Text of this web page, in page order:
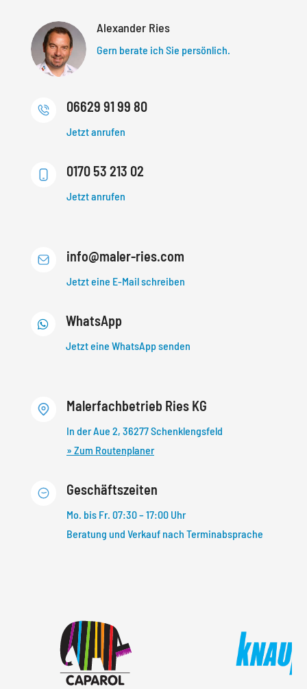
Alexander Ries
Gern berate ich Sie persönlich.
06629 91 99 80
Jetzt anrufen
0170 53 213 02
Jetzt anrufen
info@maler-ries.com
Jetzt eine E-Mail schreiben
 WhatsApp
Jetzt eine WhatsApp senden
Malerfachbetrieb Ries KG
In der Aue 2, 36277 Schenklengsfeld
» Zum Routenplaner
Geschäftszeiten
Mo. bis Fr. 07:30 – 17:00 Uhr
Beratung und Verkauf nach Terminabsprache